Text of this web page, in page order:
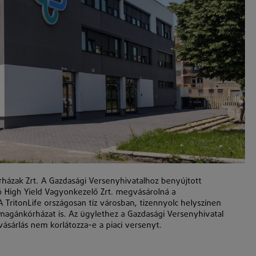
Zrt. A Gazdasági Versenyhivatalhoz benyújtott
Yield Vagyonkezelő Zrt. megvásárolná a
TritonLife országosan tíz városban, tizennyolc helyszínen
is. Az ügylethez a Gazdasági Versenyhivatal
nem korlátozza-e a piaci versenyt.